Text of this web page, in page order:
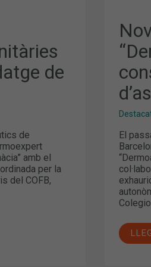
de
de
amb el
per la
del COFB,
El